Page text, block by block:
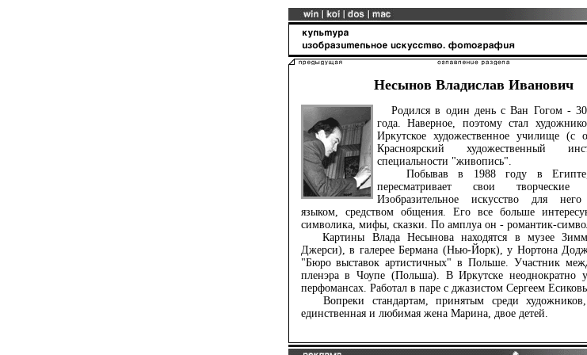
Несынов Владислав Иванович
Родился в один день с Ван Гогом - 30
года. Наверное, поэтому стал
Иркутское художественное училище (с
Красноярский художественный
специальности "живопись".
Побывав в 1988 году в Египте,
пересматривает свои творческие
Изобразительное искусство для него
языком, средством общения. Его все больше
символика, мифы, сказки. По амплуа он - романтик-
Картины Влада Несынова находятся в музее
Джерси), в галерее Бермана (Нью-Йорк), у Нортона
"Бюро выставок артистичных" в Польше. Участник
пленэра в Чоупе (Польша). В Иркутске неоднократно
перфомансах. Работал в паре с джазистом Сергеем
Вопреки стандартам, принятым среди
единственная и любимая жена Марина, двое детей.